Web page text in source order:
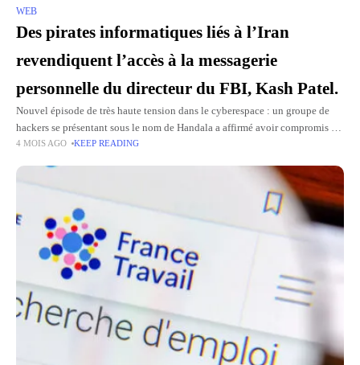
WEB
Des pirates informatiques liés à l’Iran
revendiquent l’accès à la messagerie
personnelle du directeur du FBI, Kash Patel.
Nouvel épisode de très haute tension dans le cyberespace : un groupe de
hackers se présentant sous le nom de Handala a affirmé avoir compromis la
messagerie personnelle de Kash
4 MOIS AGO KEEP READING